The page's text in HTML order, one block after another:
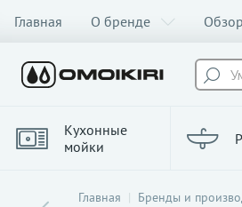
Главная О бренде
Кухонные
мойки
Главная Бренды и